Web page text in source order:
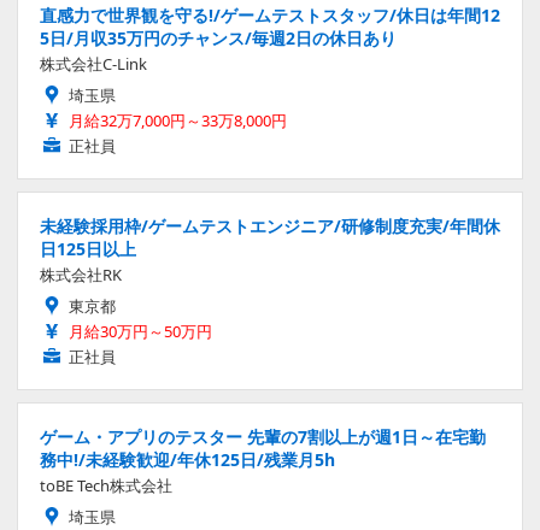
直感力で世界観を守る!/ゲームテストスタッフ/休日は年間12
5日/月収35万円のチャンス/毎週2日の休日あり
株式会社C-Link
埼玉県
月給32万7,000円～33万8,000円
正社員
未経験採用枠/ゲームテストエンジニア/研修制度充実/年間休
日125日以上
株式会社RK
東京都
月給30万円～50万円
正社員
ゲーム・アプリのテスター 先輩の7割以上が週1日～在宅勤
務中!/未経験歓迎/年休125日/残業月5h
toBE Tech株式会社
埼玉県